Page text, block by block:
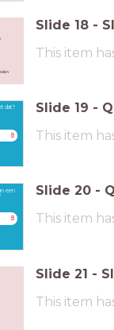
Slide 18 -
This item
dat?
B
Slide 19 -
This item
een
B
Slide 20 -
This item
Slide 21 -
This item